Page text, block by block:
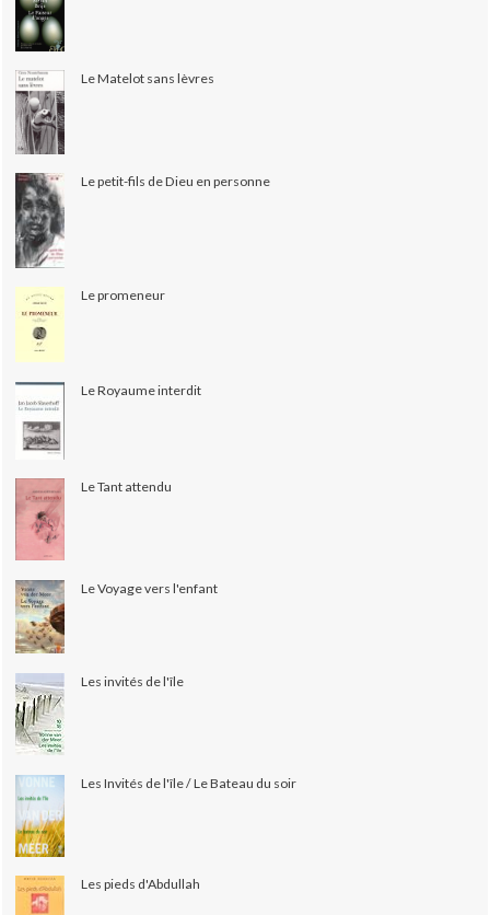
Le Matelot sans lèvres
Le petit-fils de Dieu en personne
Le promeneur
Le Royaume interdit
Le Tant attendu
Le Voyage vers l'enfant
Les invités de l'île
Les Invités de l'île / Le Bateau du soir
Les pieds d'Abdullah